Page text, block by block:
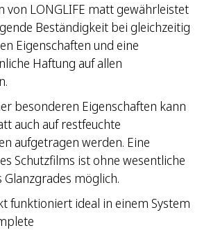
von LONGLIFE matt gewährleistet
Beständigkeit bei gleichzeitig
Eigenschaften und eine
Haftung auf allen
besonderen Eigenschaften kann
auch auf restfeuchte
aufgetragen werden. Eine
Schutzfilms ist ohne wesentliche
Glanzgrades möglich.
funktioniert ideal in einem System